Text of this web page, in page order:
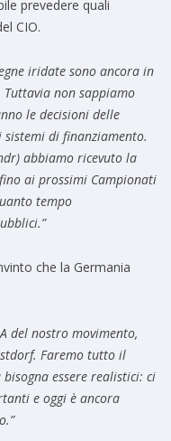
prevedere quali
CIO.
iridate sono ancora in
non sappiamo
le decisioni delle
di finanziamento.
abbiamo ricevuto la
ai prossimi Campionati
tempo
che la Germania
del nostro movimento,
Faremo tutto il
essere realistici: ci
e oggi è ancora